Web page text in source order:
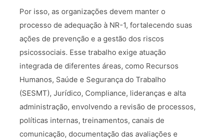
Por isso, as organizações devem manter o
processo de adequação à NR-1, fortalecendo suas
ações de prevenção e a gestão dos riscos
psicossociais. Esse trabalho exige atuação
integrada de diferentes áreas, como Recursos
Humanos, Saúde e Segurança do Trabalho
(SESMT), Jurídico, Compliance, lideranças e alta
administração, envolvendo a revisão de processos,
políticas internas, treinamentos, canais de
comunicação, documentação das avaliações e